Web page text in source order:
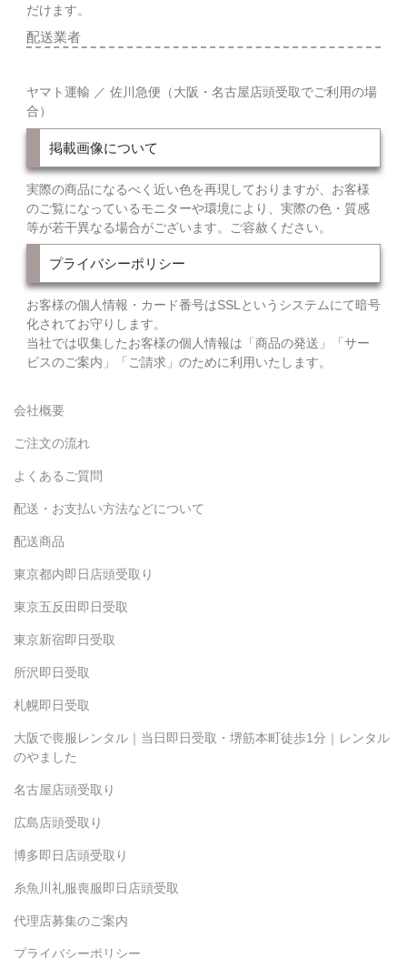
だけます。
配送業者
ヤマト運輸 ／ 佐川急便（大阪・名古屋店頭受取でご利用の場
合）
掲載画像について
実際の商品になるべく近い色を再現しておりますが、お客様
のご覧になっているモニターや環境により、実際の色・質感
等が若干異なる場合がございます。ご容赦ください。
プライバシーポリシー
お客様の個人情報・カード番号はSSLというシステムにて暗号
化されてお守りします。
当社では収集したお客様の個人情報は「商品の発送」「サー
ビスのご案内」「ご請求」のために利用いたします。
会社概要
ご注文の流れ
よくあるご質問
配送・お支払い方法などについて
配送商品
東京都内即日店頭受取り
東京五反田即日受取
東京新宿即日受取
所沢即日受取
札幌即日受取
大阪で喪服レンタル｜当日即日受取・堺筋本町徒歩1分｜レンタル
のやました
名古屋店頭受取り
広島店頭受取り
博多即日店頭受取り
糸魚川礼服喪服即日店頭受取
代理店募集のご案内
プライバシーポリシー